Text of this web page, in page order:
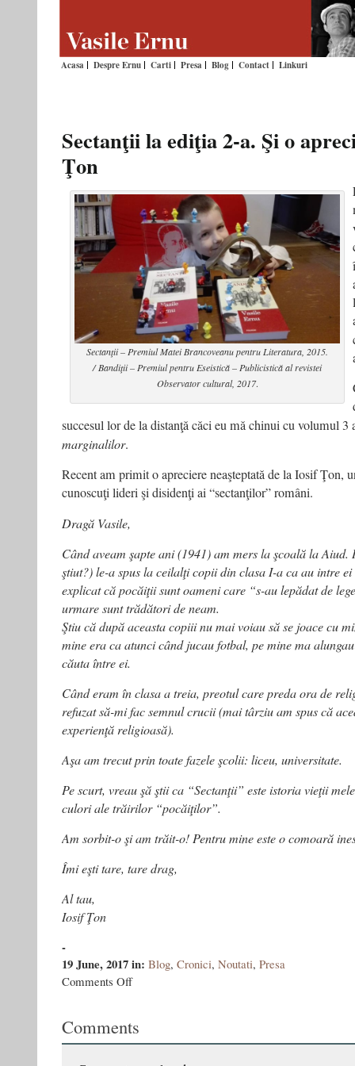
Acasa Despre Ernu Carti Presa Blog Contact Linkuri
Sectanţii la ediţia 2-a. Şi o
Ţon
Sectanţii – Premiul Matei Brancoveanu pentru Literatura, 2015.
/Bandiţii – Premiul pentru Eseistică – Publicistică al revistei
Observator cultural, 2017.
succesul lor de la distanţă căci eu mă chinui cu volumul 3
marginalilor.
Recent am primit o apreciere neaşteptată de la Iosif Ţon,
cunoscuţi lideri şi disidenţi ai “sectanţilor” români.
Dragă Vasile,
Când aveam şapte ani (1941) am mers la şcoală la
ştiut?) le-a spus la ceilalţi copii din clasa I-a ca au intre
explicat că pocăiţii sunt oameni care “s-au lepădat de
urmare sunt trădători de neam.
Ştiu că după aceasta copiii nu mai voiau să se joace cu
mine era ca atunci când jucau fotbal, pe mine ma
căuta între ei.
Când eram în clasa a treia, preotul care preda ora de
refuzat să-mi fac semnul crucii (mai târziu am spus că
experienţă religioasă).
Aşa am trecut prin toate fazele şcolii: liceu, universitate.
Pe scurt, vreau şă ştii ca “Sectanţii” este istoria vieţii
culori ale trăirilor “pocăiţilor”.
Am sorbit-o şi am trăit-o! Pentru mine este o comoară
Îmi eşti tare, tare drag,
Al tau,
Iosif Ţon
-
19 June, 2017in: Blog, Cronici, Noutati, Presa
Comments Offon
2-
Comments